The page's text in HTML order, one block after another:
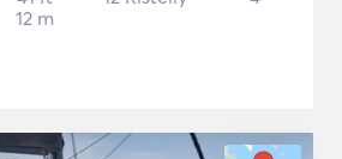
12 m